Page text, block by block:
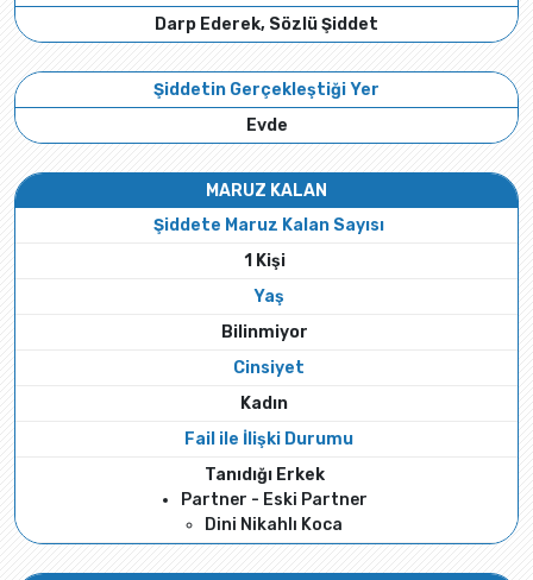
Darp Ederek, Sözlü Şiddet
Şiddetin Gerçekleştiği Yer
Evde
MARUZ KALAN
Şiddete Maruz Kalan Sayısı
1 Kişi
Yaş
Bilinmiyor
Cinsiyet
Kadın
Fail ile İlişki Durumu
Tanıdığı Erkek
Partner - Eski Partner
Dini Nikahlı Koca